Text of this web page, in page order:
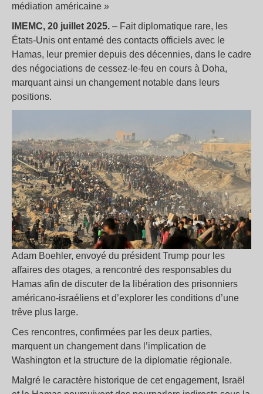
médiation américaine »
IMEMC, 20 juillet 2025. – Fait diplomatique rare, les
États-Unis ont entamé des contacts officiels avec le
Hamas, leur premier depuis des décennies, dans le cadre
des négociations de cessez-le-feu en cours à Doha,
marquant ainsi un changement notable dans leurs
positions.
Adam Boehler, envoyé du président Trump pour les
affaires des otages, a rencontré des responsables du
Hamas afin de discuter de la libération des prisonniers
américano-israéliens et d’explorer les conditions d’une
trêve plus large.
Ces rencontres, confirmées par les deux parties,
marquent un changement dans l’implication de
Washington et la structure de la diplomatie régionale.
Malgré le caractère historique de cet engagement, Israël